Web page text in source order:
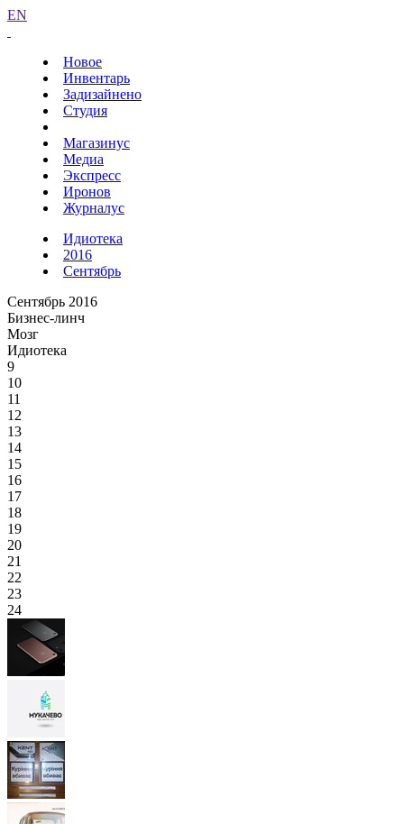
EN
Новое
Инвентарь
Задизайнено
Студия
Магазинус
Медиа
Экспресс
Иронов
Журналус
Идиотека
2016
Сентябрь
Сентябрь 2016
Бизнес-линч
Мозг
Идиотека
9
10
11
12
13
14
15
16
17
18
19
20
21
22
23
24